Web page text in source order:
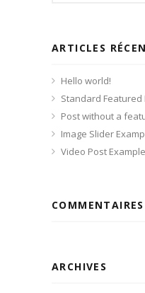
ARTICLES
Hello world!
Standard Featured
Post without a
Image Slider
Video Post Example
ARCHIVES